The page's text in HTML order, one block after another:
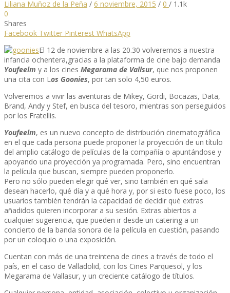
Liliana Muñoz de la Peña / 6 noviembre, 2015 / 0 / 1.1k
0
Shares
Facebook Twitter Pinterest WhatsApp
El 12 de noviembre a las 20.30 volveremos a nuestra
infancia ochentera,gracias a la plataforma de cine bajo demanda
Youfeelm y a los cines Megarama de Vallsur, que nos proponen
una cita con L os Goonies, por tan solo 4,50 euros.
Volveremos a vivir las aventuras de Mikey, Gordi, Bocazas, Data,
Brand, Andy y Stef, en busca del tesoro, mientras son perseguidos
por los Fratellis.
Youfeelm, es un nuevo concepto de distribución cinematográfica
en el que cada persona puede proponer la proyección de un título
del amplio catálogo de películas de la compañía o apuntándose y
apoyando una proyección ya programada. Pero, sino encuentran
la película que buscan, siempre pueden proponerlo.
Pero no sólo pueden elegir qué ver, sino también en qué sala
desean hacerlo, qué día y a qué hora y, por si esto fuese poco, los
usuarios también tendrán la capacidad de decidir qué extras
añadidos quieren incorporar a su sesión. Extras abiertos a
cualquier sugerencia, que pueden ir desde un catering a un
concierto de la banda sonora de la película en cuestión, pasando
por un coloquio o una exposición.
Cuentan con más de una treintena de cines a través de todo el
país, en el caso de Valladolid, con los Cines Parquesol, y los
Megarama de Vallasur, y un creciente catálogo de títulos.